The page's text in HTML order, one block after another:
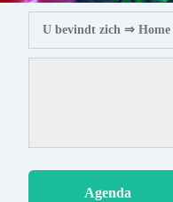
U bevindt zich ⇒ Home
Agenda